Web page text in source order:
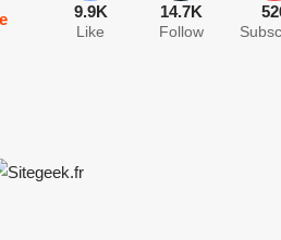
9.9K
Like
14.7K
Follow